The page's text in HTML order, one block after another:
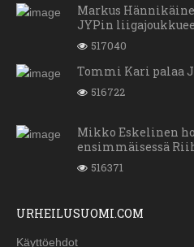
Markus
JYPin
517040
Tommi Kari palaa
516722
Mikko Eskelinen
ensimmäisessä
516371
URHEILUSUOMI.COM
Käyttöehdot